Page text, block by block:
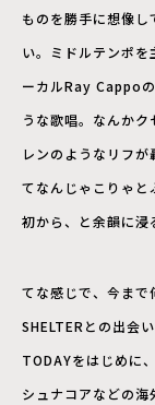
ものを勝手に想像
い。ミドルテンポ
ーカルRay Cappo
うな歌唱。なんか
レンのようなリフ
てなんじゃこりゃと
初から、と余韻に浸
てな感じで、今まで
SHELTERとの出会
TODAYをはじめに
シュナコアなどの